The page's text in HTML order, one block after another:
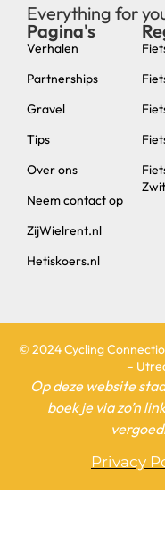
Everything for
Pagina's
Verhalen
Partnerships
Gravel
Tips
Over ons
Neem contact op
ZijWielrent.nl
Hetiskoers.nl
© 2024 Cycling
–
Op deze website
boek je via zo’n
Privacy